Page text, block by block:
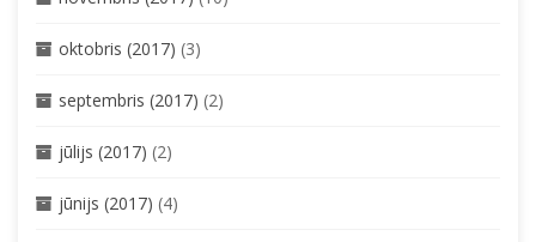
oktobris (2017) (3)
septembris (2017) (2)
jūlijs (2017) (2)
jūnijs (2017) (4)